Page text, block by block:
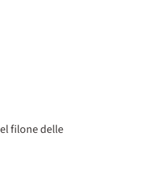
filone delle